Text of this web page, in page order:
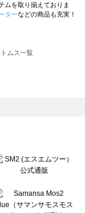
ムを取り揃えておりま
ターなどの商品も充実！
ムス一覧
）のボトムス一覧
一覧